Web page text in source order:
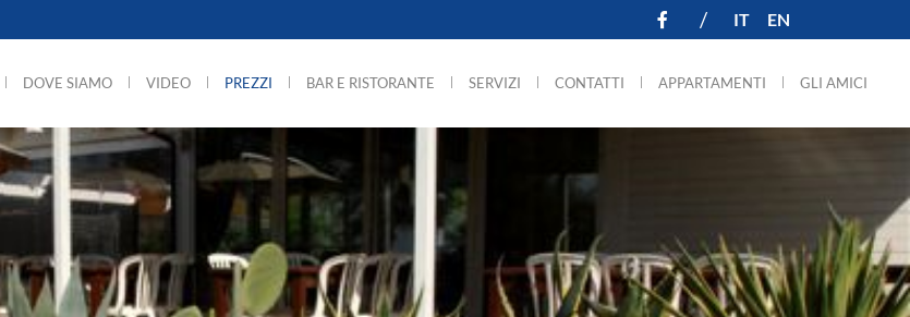
/ IT EN
DOVE SIAMO VIDEO PREZZI BAR E RISTORANTE SERVIZI CONTATTI APPARTAMENTI GLI AMICI